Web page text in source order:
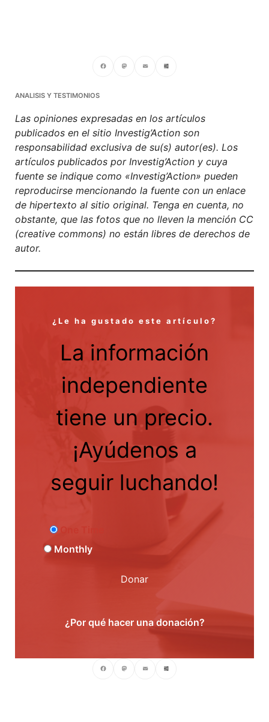
Facebook
ANALISIS Y TESTIMONIOS
Las opiniones expresadas en los artículos
publicados en el sitio Investig’Action son
responsabilidad exclusiva de su(s) autor(es). Los
artículos publicados por Investig’Action y cuya
fuente se indique como «Investig’Action» pueden
reproducirse mencionando la fuente con un enlace
de hipertexto al sitio original. Tenga en cuenta, no
obstante, que las fotos que no lleven la mención CC
(creative commons) no están libres de derechos de
autor.
¿Le ha gustado este artículo?
La información
independiente
tiene un precio.
¡Ayúdenos a
seguir luchando!
Monthly
Donar
¿Por qué hacer una donación?